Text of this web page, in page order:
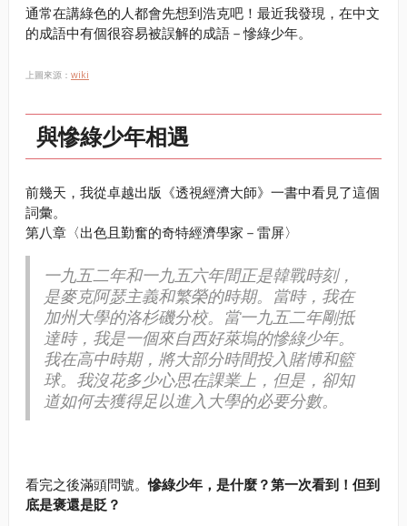
通常在講綠色的人都會先想到浩克吧！最近我發現，在中文
的成語中有個很容易被誤解的成語－慘綠少年。
上圖來源： wiki
與慘綠少年相遇
前幾天，我從卓越出版《透視經濟大師》一書中看見了這個
詞彙。
第八章〈出色且勤奮的奇特經濟學家－雷屏〉
一九五二年和一九五六年間正是韓戰時刻，
是麥克阿瑟主義和繁榮的時期。當時，我在
加州大學的洛杉磯分校。當一九五二年剛抵
達時，我是一個來自西好萊塢的慘綠少年。
我在高中時期，將大部分時間投入賭博和籃
球。我沒花多少心思在課業上，但是，卻知
道如何去獲得足以進入大學的必要分數。
看完之後滿頭問號。慘綠少年，是什麼？第一次看到！但到
底是褒還是貶？